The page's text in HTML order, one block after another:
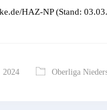
HAZ-NP (Stand:
2024 Oberliga